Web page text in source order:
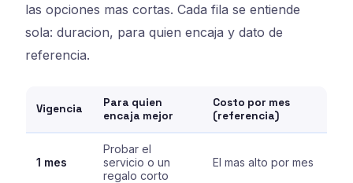
las opciones mas cortas. Cada fila se entiende
sola: duracion, para quien encaja y dato de
referencia.
Vigencia
Para quien
encaja mejor
Costo por mes
(referencia)
1 mes
Probar el
servicio o un
regalo corto
El mas alto por mes